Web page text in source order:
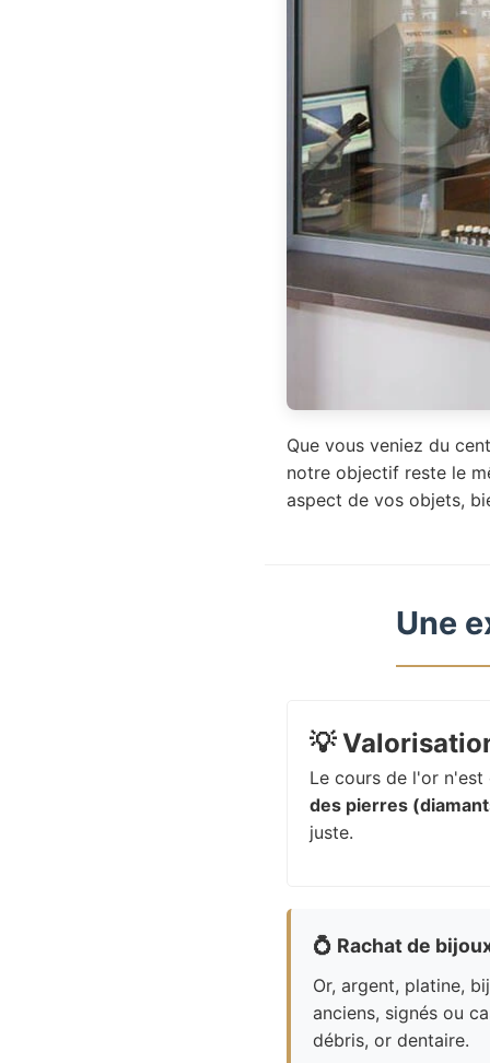
Que vous veniez du
notre objectif reste le
aspect de vos objets,
Une
💡
Le cours de l'or
des pierres
juste.
💍 Rachat de
Or, argent, platine,
anciens, signés ou
débris, or dentaire.